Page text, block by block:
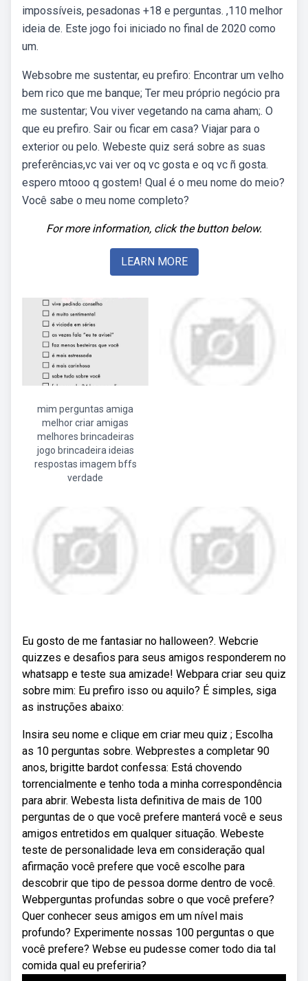
impossíveis, pesadonas +18 e perguntas. ,110 melhor
ideia de. Este jogo foi iniciado no final de 2020 como
um.
Websobre me sustentar, eu prefiro: Encontrar um velho
bem rico que me banque; Ter meu próprio negócio pra
me sustentar; Vou viver vegetando na cama aham;. O
que eu prefiro. Sair ou ficar em casa? Viajar para o
exterior ou pelo. Webeste quiz será sobre as suas
preferências,vc vai ver oq vc gosta e oq vc ñ gosta.
espero mtooo q gostem! Qual é o meu nome do meio?
Você sabe o meu nome completo?
For more information, click the button below.
LEARN MORE
mim perguntas amiga
melhor criar amigas
melhores brincadeiras
jogo brincadeira ideias
respostas imagem bffs
verdade
Eu gosto de me fantasiar no halloween?. Webcrie
quizzes e desafios para seus amigos responderem no
whatsapp e teste sua amizade! Webpara criar seu quiz
sobre mim: Eu prefiro isso ou aquilo? É simples, siga
as instruções abaixo:
Insira seu nome e clique em criar meu quiz ; Escolha
as 10 perguntas sobre. Webprestes a completar 90
anos, brigitte bardot confessa: Está chovendo
torrencialmente e tenho toda a minha correspondência
para abrir. Webesta lista definitiva de mais de 100
perguntas de o que você prefere manterá você e seus
amigos entretidos em qualquer situação. Webeste
teste de personalidade leva em consideração qual
afirmação você prefere que você escolhe para
descobrir que tipo de pessoa dorme dentro de você.
Webperguntas profundas sobre o que você prefere?
Quer conhecer seus amigos em um nível mais
profundo? Experimente nossas 100 perguntas o que
você prefere? Webse eu pudesse comer todo dia tal
comida qual eu preferiria?